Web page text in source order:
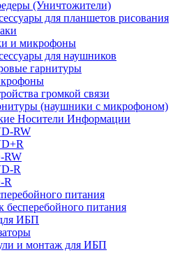
(Уничтожители)
для планшетов рисования
и микрофоны
для наушников
гарнитуры
громкой связи
(наушники с микрофоном)
Носители Информации
RW
RW
R
R
питания
бесперебойного питания
ИБП
и монтаж для ИБП